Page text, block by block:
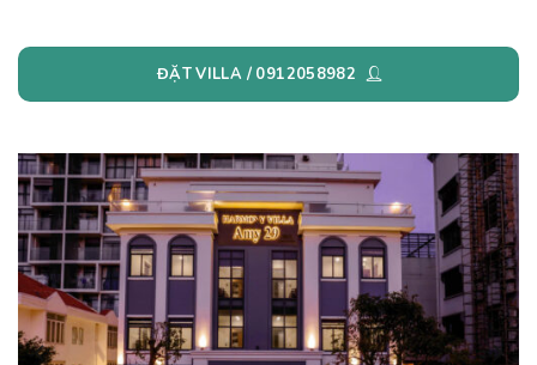
ĐẶT VILLA / 0912058982